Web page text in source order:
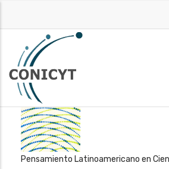
principal
Pensamiento Latinoamericano en